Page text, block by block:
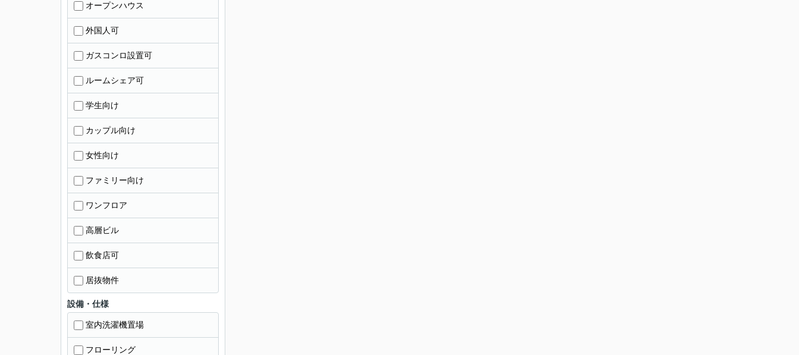
オープンハウス
外国人可
ガスコンロ設置可
ルームシェア可
学生向け
カップル向け
女性向け
ファミリー向け
ワンフロア
高層ビル
飲食店可
居抜物件
設備・仕様
室内洗濯機置場
フローリング